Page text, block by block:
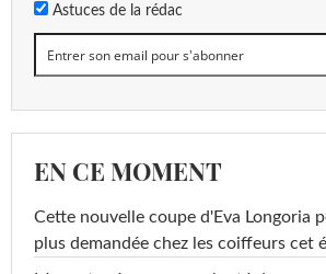
Astuces de la rédac
EN CE MOMENT
Cette nouvelle coupe d'Eva Longoria
plus demandée chez les coiffeurs cet